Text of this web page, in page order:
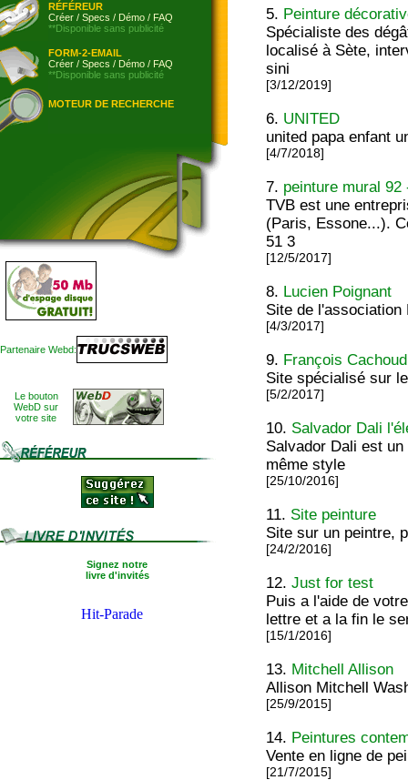
RÉFÉREUR
Créer / Specs / Démo / FAQ
**Disponible sans publicité
FORM-2-EMAIL
Créer / Specs / Démo / FAQ
**Disponible sans publicité
MOTEUR DE RECHERCHE
Partenaire Webd:
Le bouton
WebD sur
votre site
Signez notre
livre d'invités
5. Peinture
Spécialiste des
localisé à Sète,
sini
[3/12/2019]
6. UNITED
united papa enfant
[4/7/2018]
7. peinture mural
TVB est une
(Paris, Essone...).
51 3
[12/5/2017]
8. Lucien Poignant
Site de l'association
[4/3/2017]
9. François Cachoud
Site spécialisé sur
[5/2/2017]
10. Salvador Dali
Salvador Dali est
même style
[25/10/2016]
11. Site peinture
Site sur un peintre,
[24/2/2016]
12.Just for test
Puis a l'aide de
lettre et a la fin le
[15/1/2016]
13. Mitchell Allison
Allison Mitchell
[25/9/2015]
14. Peintures
Vente en ligne de
[21/7/2015]